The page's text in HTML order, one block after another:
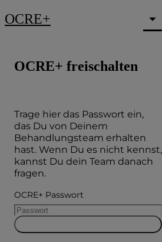
OCRE+
OCRE+ freischalten
Trage hier das Passwort ein,
das Du von Deinem
Behandlungsteam erhalten
hast. Wenn Du es nicht kennst,
kannst Du dein Team danach
fragen.
OCRE+ Passwort